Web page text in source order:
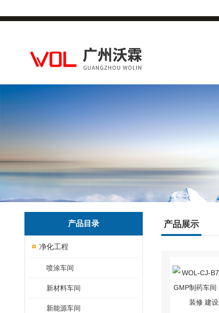
产品目录
净化工程
喷涂车间
新材料车间
新能源车间
产品展示